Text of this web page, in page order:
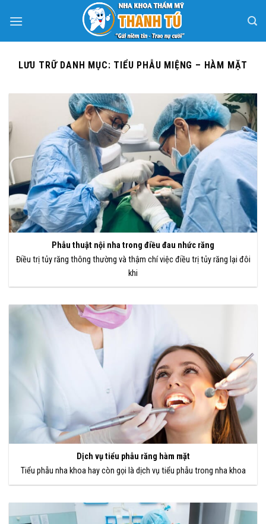
qua
LƯU TRỮ DANH MỤC: TIỂU PHẪU MIỆNG – HÀM MẶT
Phẫu thuật nội nha trong điều đau nhức răng
Điều trị tủy răng thông thường và thậm chí việc điều trị tủy răng lại đôi
khi
Dịch vụ tiểu phẫu răng hàm mặt
Tiểu phẫu nha khoa hay còn gọi là dịch vụ tiểu phẫu trong nha khoa